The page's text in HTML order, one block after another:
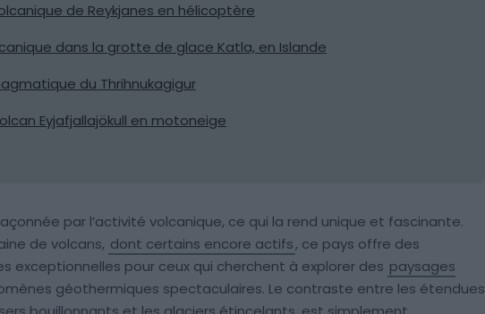
de Reykjanes en hélicoptère
dans la grotte de glace Katla, en Islande
du Thrihnukagigur
Eyjafjallajökull en motoneige
par l’activité volcanique, ce qui la rend unique et fascinante.
de volcans, dont certains encore actifs, ce pays offre des
exceptionnelles pour ceux qui cherchent à explorer des paysages
géothermiques spectaculaires. Le contraste entre les étendues